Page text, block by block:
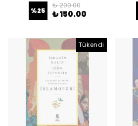
%25
₺ 200.00
₺ 150.00
Tükendi